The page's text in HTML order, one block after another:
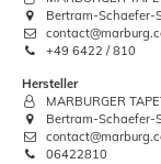
Bertram-Schaefer-
+49 6422 / 810
Hersteller
MARBURGER
Bertram-Schaefer-
06422810